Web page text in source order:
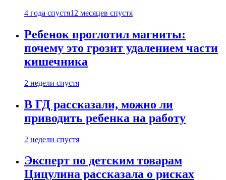
4 года спустя12 месяцев спустя
Ребенок проглотил магниты:
почему это грозит удалением части
кишечника
2 недели спустя
В ГД рассказали, можно ли
приводить ребенка на работу
2 недели спустя
Эксперт по детским товарам
Цицулина рассказала о рисках